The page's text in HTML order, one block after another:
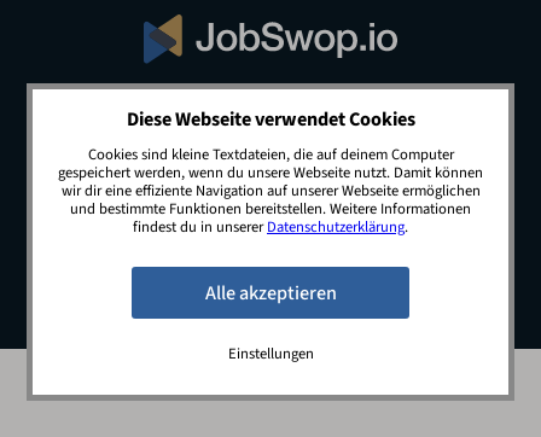
© 2026 JobSwop.io · All rights reserved.
Blog Jobs Newsletter
Kontakt
Preise
Impressum Datenschutz
Diese Webseite verwendet Cookies
Cookies sind kleine Textdateien, die auf deinem Computer
gespeichert werden, wenn du unsere Webseite nutzt. Damit können
wir dir eine effiziente Navigation auf unserer Webseite ermöglichen
und bestimmte Funktionen bereitstellen. Weitere Informationen
findest du in unsererDatenschutzerklärung.
Einstellungen